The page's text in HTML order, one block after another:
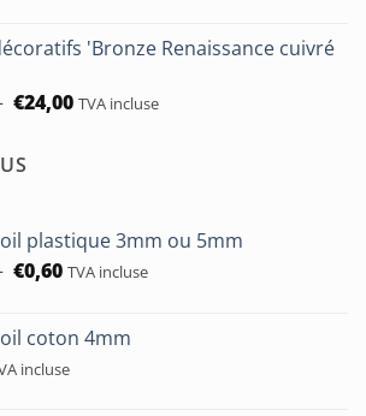
€6,50
€24,00
'Bronze Renaissance cuivré
€24,00Plage
€24,00
TVA incluse
plastique 3mm ou 5mm
€0,60Plage
€0,45
à
TVA incluse
coton 4mm
incluse